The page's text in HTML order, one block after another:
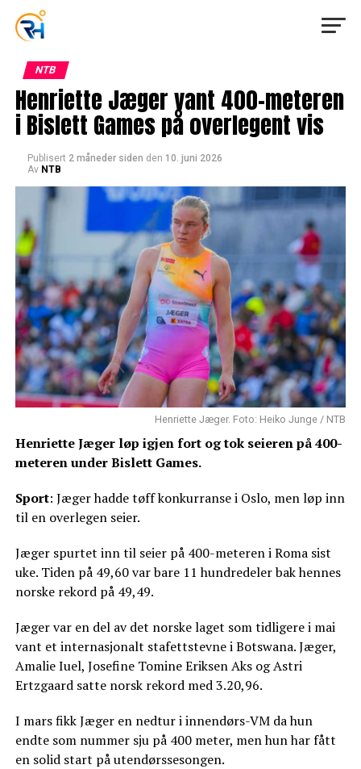
NTB
Henriette Jæger vant 400-meteren
i Bislett Games på overlegent vis
Publisert 2 måneder siden den 10. juni 2026
Av NTB
Henriette Jæger. Foto: Heiko Junge / NTB
Henriette Jæger løp igjen fort og tok seieren på 400-
meteren under Bislett Games.
Sport: Jæger hadde tøff konkurranse i Oslo, men løp inn
til en overlegen seier.
Jæger spurtet inn til seier på 400-meteren i Roma sist
uke. Tiden på 49,60 var bare 11 hundredeler bak hennes
norske rekord på 49,49.
Jæger var en del av det norske laget som tidligere i mai
vant et internasjonalt stafettstevne i Botswana. Jæger,
Amalie Iuel, Josefine Tomine Eriksen Aks og Astri
Ertzgaard satte norsk rekord med 3.20,96.
I mars fikk Jæger en nedtur i innendørs-VM da hun
endte som nummer sju på 400 meter, men hun har fått
en solid start på utendørssesongen.